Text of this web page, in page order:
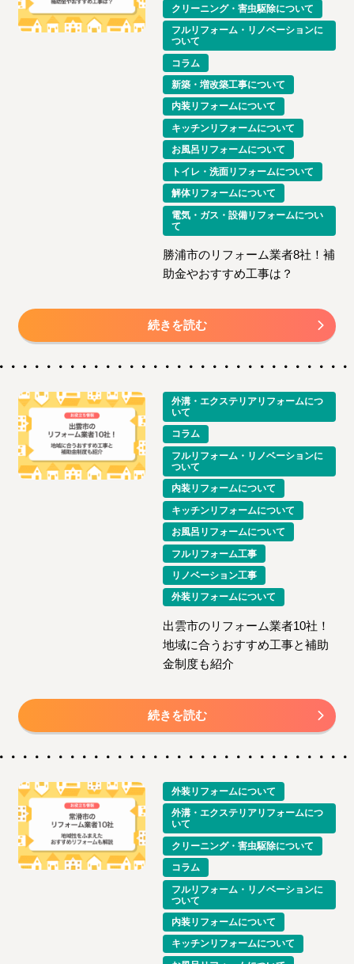
クリーニング・害虫駆除について
フルリフォーム・リノベーションに
ついて
コラム
新築・増改築工事について
内装リフォームについて
キッチンリフォームについて
お風呂リフォームについて
トイレ・洗面リフォームについて
解体リフォームについて
電気・ガス・設備リフォームについ
て
勝浦市のリフォーム業者8社！補
助金やおすすめ工事は？
続きを読む
外溝・エクステリアリフォームにつ
いて
コラム
フルリフォーム・リノベーションに
ついて
内装リフォームについて
キッチンリフォームについて
お風呂リフォームについて
フルリフォーム工事
リノベーション工事
外装リフォームについて
出雲市のリフォーム業者10社！
地域に合うおすすめ工事と補助
金制度も紹介
続きを読む
外装リフォームについて
外溝・エクステリアリフォームにつ
いて
クリーニング・害虫駆除について
コラム
フルリフォーム・リノベーションに
ついて
内装リフォームについて
キッチンリフォームについて